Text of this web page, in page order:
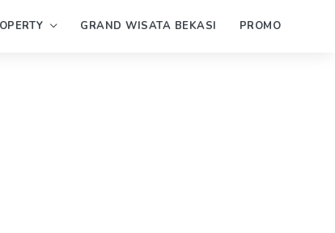
GRAND WISATA BEKASI PROMO